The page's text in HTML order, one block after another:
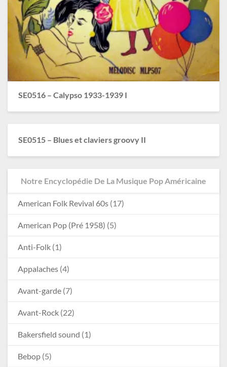
SE0516 – Calypso 1933-1939 I
SE0515 – Blues et claviers groovy II
Notre Encyclopédie De La Musique Pop Américaine
American Folk Revival 60s (17)
American Pop (Pré 1958) (5)
Anti-Folk (1)
Appalaches (4)
Avant-garde (7)
Avant-Rock (22)
Bakersfield sound (1)
Bebop (5)